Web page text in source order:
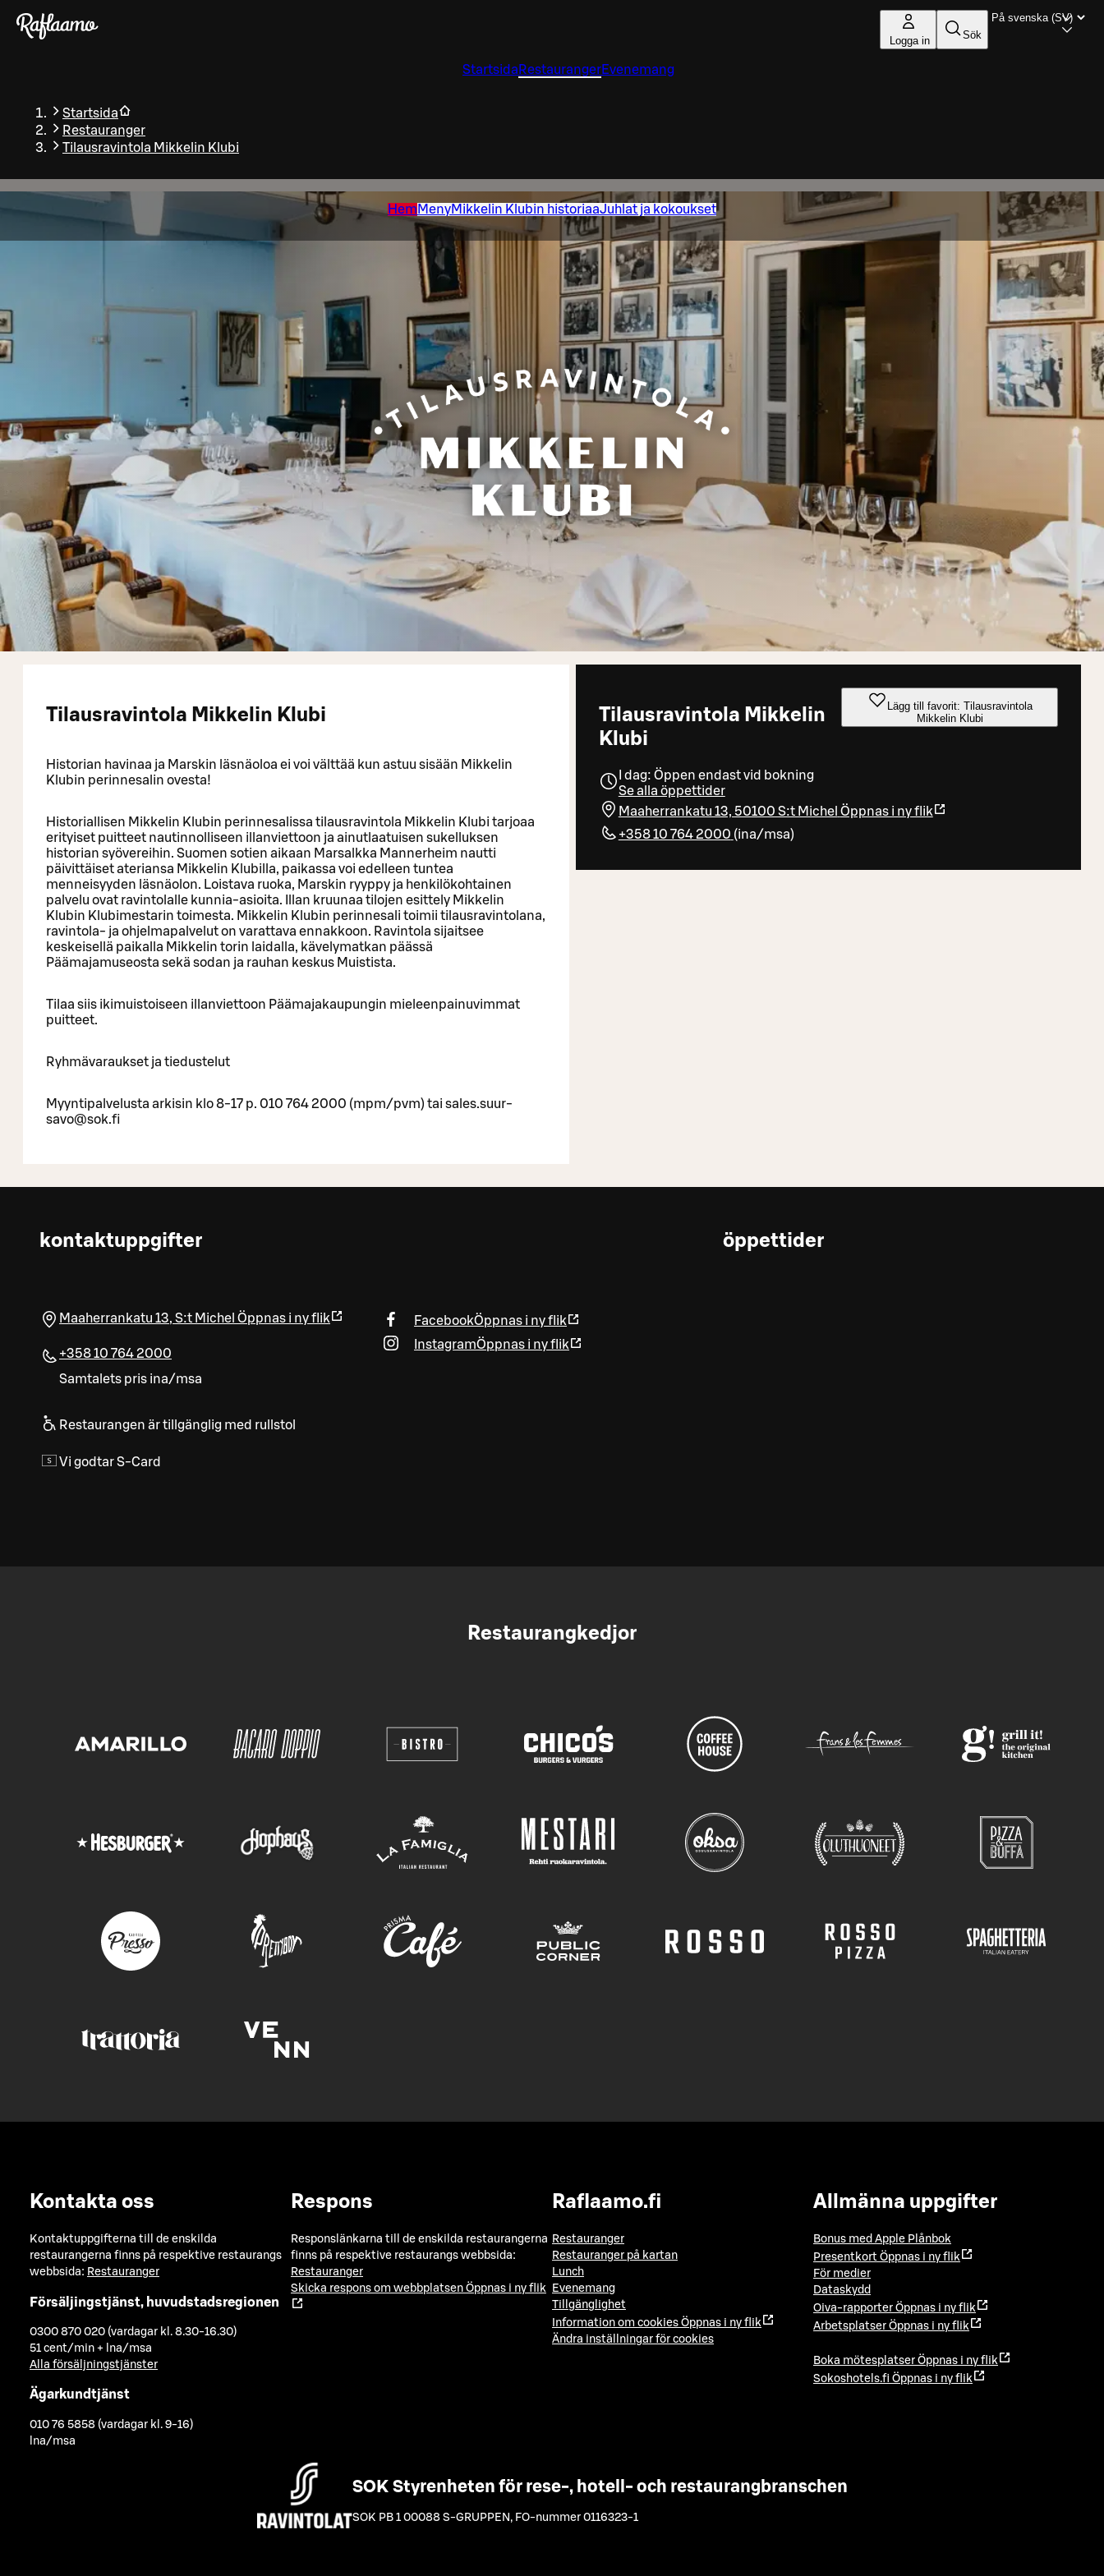
Gå till huvudinnehållet
Logga in Sök
Startsida RestaurangerEvenemang
Startsida
Restauranger
Tilausravintola Mikkelin Klubi
Hem MenyMikkelin Klubin historiaaJuhlat ja kokoukset
Tilausravintola Mikkelin
Klubi
Lägg till favorit: Tilausravintola
Mikkelin Klubi
I dag: Öppen endast vid bokning
Se alla öppettider
Maaherrankatu 13, 50100 S:t Michel Öppnas i ny flik
+358 10 764 2000 (ina/msa)
Tilausravintola Mikkelin Klubi
Historian havinaa ja Marskin läsnäoloa ei voi välttää kun astuu sisään Mikkelin
Klubin perinnesalin ovesta!
Historiallisen Mikkelin Klubin perinnesalissa tilausravintola Mikkelin Klubi tarjoaa
erityiset puitteet nautinnolliseen illanviettoon ja ainutlaatuisen sukelluksen
historian syövereihin. Suomen sotien aikaan Marsalkka Mannerheim nautti
päivittäiset ateriansa Mikkelin Klubilla, paikassa voi edelleen tuntea
menneisyyden läsnäolon. Loistava ruoka, Marskin ryyppy ja henkilökohtainen
palvelu ovat ravintolalle kunnia-asioita. Illan kruunaa tilojen esittely Mikkelin
Klubin Klubimestarin toimesta. Mikkelin Klubin perinnesali toimii tilausravintolana,
ravintola- ja ohjelmapalvelut on varattava ennakkoon. Ravintola sijaitsee
keskeisellä paikalla Mikkelin torin laidalla, kävelymatkan päässä
Päämajamuseosta sekä sodan ja rauhan keskus Muistista.
Tilaa siis ikimuistoiseen illanviettoon Päämajakaupungin mieleenpainuvimmat
puitteet.
Ryhmävaraukset ja tiedustelut
Myyntipalvelusta arkisin klo 8-17 p. 010 764 2000 (mpm/pvm) tai sales.suur-
savo@sok.fi
kontaktuppgifter
Maaherrankatu 13, S:t Michel Öppnas i ny flik
+358 10 764 2000
Samtalets pris ina/msa
Restaurangen är tillgänglig med rullstol
Vi godtar S-Card
FacebookÖppnas i ny flik
InstagramÖppnas i ny flik
öppettider
Restaurangkedjor
Kontakta oss
Kontaktuppgifterna till de enskilda
restaurangerna finns på respektive restaurangs
webbsida: Restauranger
Försäljingstjänst, huvudstadsregionen
0300 870 020 (vardagar kl. 8.30-16.30)
51 cent/min + lna/msa
Alla försäljningstjänster
Ägarkundtjänst
010 76 5858 (vardagar kl. 9-16)
lna/msa
Respons
Responslänkarna till de enskilda restaurangerna
finns på respektive restaurangs webbsida:
Restauranger
Skicka respons om webbplatsen Öppnas i ny flik
Raflaamo.fi
Restauranger
Restauranger på kartan
Lunch
Evenemang
Tillgänglighet
Information om cookies Öppnas i ny flik
Ändra inställningar för cookies
Allmänna uppgifter
Bonus med Apple Plånbok
Presentkort Öppnas i ny flik
För medier
Dataskydd
Oiva-rapporter Öppnas i ny flik
Arbetsplatser Öppnas i ny flik
Boka mötesplatser Öppnas i ny flik
Sokoshotels.fi Öppnas i ny flik
SOK Styrenheten för rese-, hotell- och restaurangbranschen
SOK PB 1 00088 S-GRUPPEN , FO-nummer 0116323-1